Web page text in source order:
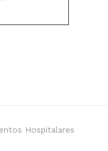
Hospitalares